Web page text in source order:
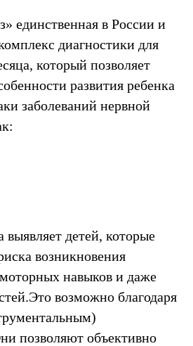
единственная в России и
диагностики для
который позволяет
развития ребенка
заболеваний нервной
детей, которые
возникновения
навыков и даже
возможно благодаря
позволяют объективно